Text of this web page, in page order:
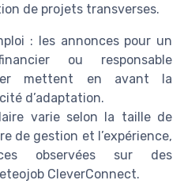
de projets transverses.
: les annonces pour un
ou responsable
mettent en avant la
d’adaptation.
varie selon la taille de
de gestion et l’expérience,
observées sur des
CleverConnect.